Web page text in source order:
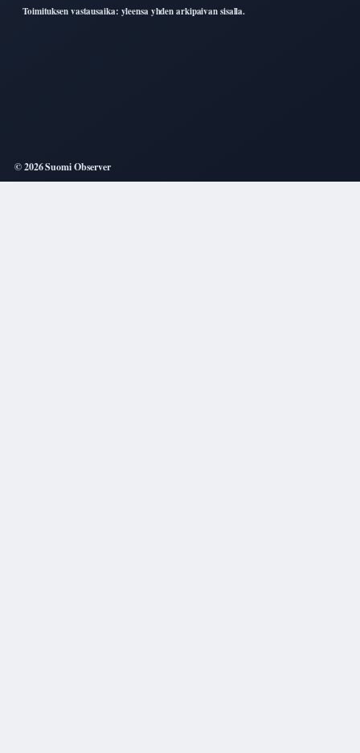
Toimituksen vastausaika: yleensa yhden arkipaivan sisalla.
© 2026 Suomi Observer